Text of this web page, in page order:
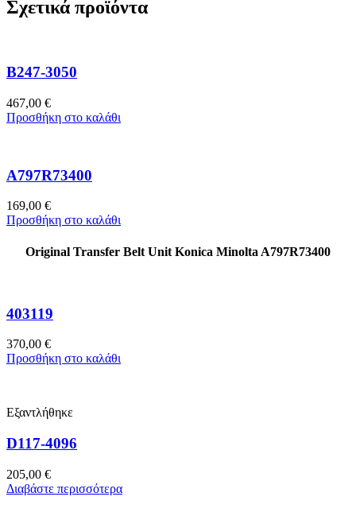
Σχετικά προϊόντα
B247-3050
467,00 €
Προσθήκη στο καλάθι
A797R73400
169,00 €
Προσθήκη στο καλάθι
Original Transfer Belt Unit Konica Minolta A797R73400
403119
370,00 €
Προσθήκη στο καλάθι
Εξαντλήθηκε
D117-4096
205,00 €
Διαβάστε περισσότερα